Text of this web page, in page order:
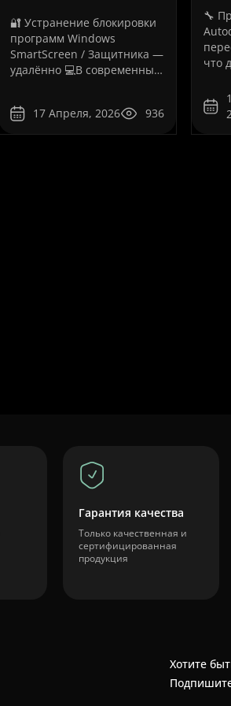
🔐 Устранение блокировки
программ Windows
SmartScreen / Защитника —
удалённо 💻В современных
сталкиваются с ситуацией,
когда система блокирует
17 Апреля, 2026 936
🔧
что
Гарантия качества
Только качественная и
сертифицированная
продукция
Хотите